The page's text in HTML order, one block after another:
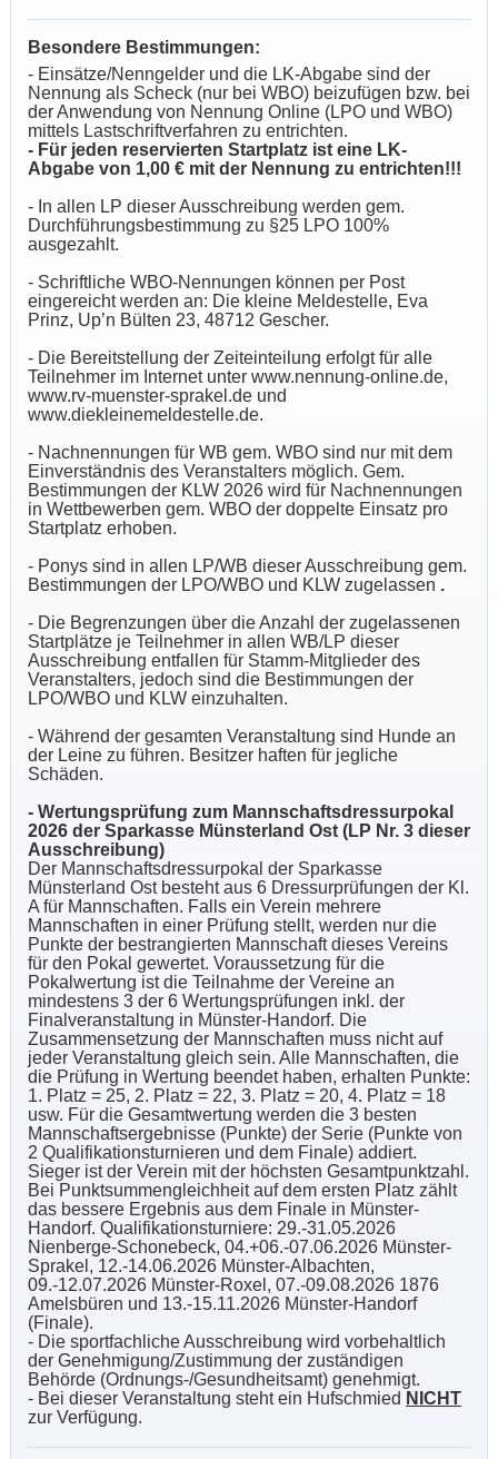
Besondere Bestimmungen:
- Einsätze/Nenngelder und die LK-Abgabe sind der
Nennung als Scheck (nur bei WBO) beizufügen bzw. bei
der Anwendung von Nennung Online (LPO und WBO)
mittels Lastschriftverfahren zu entrichten.
- Für jeden reservierten Startplatz ist eine LK-
Abgabe von 1,00 € mit der Nennung zu entrichten!!!
- In allen LP dieser Ausschreibung werden gem.
Durchführungsbestimmung zu §25 LPO 100%
ausgezahlt.
- Schriftliche WBO-Nennungen können per Post
eingereicht werden an: Die kleine Meldestelle, Eva
Prinz, Up’n Bülten 23, 48712 Gescher.
- Die Bereitstellung der Zeiteinteilung erfolgt für alle
Teilnehmer im Internet unter www.nennung-online.de,
www.rv-muenster-sprakel.de und
www.diekleinemeldestelle.de.
- Nachnennungen für WB gem. WBO sind nur mit dem
Einverständnis des Veranstalters möglich. Gem.
Bestimmungen der KLW 2026 wird für Nachnennungen
in Wettbewerben gem. WBO der doppelte Einsatz pro
Startplatz erhoben.
- Ponys sind in allen LP/WB dieser Ausschreibung gem.
Bestimmungen der LPO/WBO und KLW zugelassen .
- Die Begrenzungen über die Anzahl der zugelassenen
Startplätze je Teilnehmer in allen WB/LP dieser
Ausschreibung entfallen für Stamm-Mitglieder des
Veranstalters, jedoch sind die Bestimmungen der
LPO/WBO und KLW einzuhalten.
- Während der gesamten Veranstaltung sind Hunde an
der Leine zu führen. Besitzer haften für jegliche
Schäden.
- Wertungsprüfung zum Mannschaftsdressurpokal
2026 der Sparkasse Münsterland Ost (LP Nr. 3 dieser
Ausschreibung)
Der Mannschaftsdressurpokal der Sparkasse
Münsterland Ost besteht aus 6 Dressurprüfungen der Kl.
A für Mannschaften. Falls ein Verein mehrere
Mannschaften in einer Prüfung stellt, werden nur die
Punkte der bestrangierten Mannschaft dieses Vereins
für den Pokal gewertet. Voraussetzung für die
Pokalwertung ist die Teilnahme der Vereine an
mindestens 3 der 6 Wertungsprüfungen inkl. der
Finalveranstaltung in Münster-Handorf. Die
Zusammensetzung der Mannschaften muss nicht auf
jeder Veranstaltung gleich sein. Alle Mannschaften, die
die Prüfung in Wertung beendet haben, erhalten Punkte:
1. Platz = 25, 2. Platz = 22, 3. Platz = 20, 4. Platz = 18
usw. Für die Gesamtwertung werden die 3 besten
Mannschaftsergebnisse (Punkte) der Serie (Punkte von
2 Qualifikationsturnieren und dem Finale) addiert.
Sieger ist der Verein mit der höchsten Gesamtpunktzahl.
Bei Punktsummengleichheit auf dem ersten Platz zählt
das bessere Ergebnis aus dem Finale in Münster-
Handorf. Qualifikationsturniere: 29.-31.05.2026
Nienberge-Schonebeck, 04.+06.-07.06.2026 Münster-
Sprakel, 12.-14.06.2026 Münster-Albachten,
09.-12.07.2026 Münster-Roxel, 07.-09.08.2026 1876
Amelsbüren und 13.-15.11.2026 Münster-Handorf
(Finale).
- Die sportfachliche Ausschreibung wird vorbehaltlich
der Genehmigung/Zustimmung der zuständigen
Behörde (Ordnungs-/Gesundheitsamt) genehmigt.
- Bei dieser Veranstaltung steht ein Hufschmied NICHT
zur Verfügung.